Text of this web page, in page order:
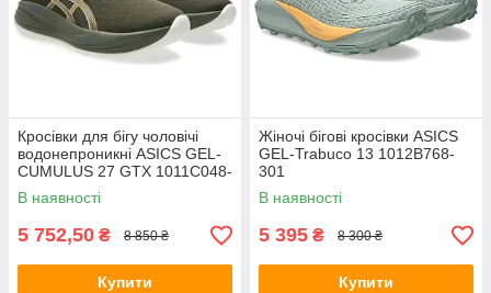
Кросівки для бігу чоловічі
водонепроникні ASICS GEL-
CUMULUS 27 GTX 1011C048-
200
В наявності
5 752,50 ₴ 8 850 ₴
Купити
Жіночі бігові кросівки ASICS
GEL-Trabuco 13 1012B768-
301
В наявності
5 395 ₴ 8 300 ₴
Купити